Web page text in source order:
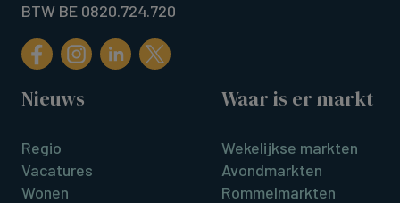
BTW BE 0820.724.720
Nieuws
Regio
Vacatures
Wonen
Waar is er markt
Wekelijkse markten
Avondmarkten
Rommelmarkten